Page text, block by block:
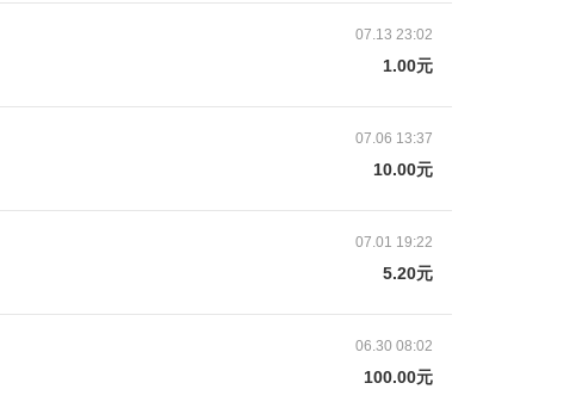
07.13 23:02
1.00元
07.06 13:37
10.00元
07.01 19:22
5.20元
06.30 08:02
100.00元